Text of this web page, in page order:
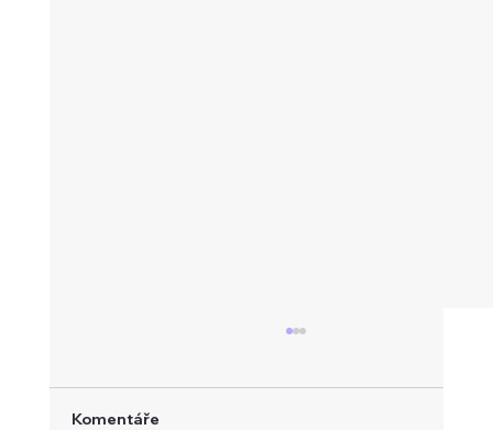
Komentáře